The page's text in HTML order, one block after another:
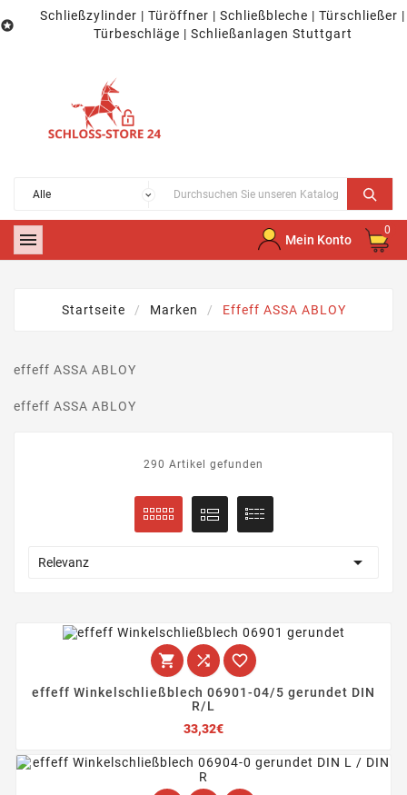

Schließzylinder | Türöffner | Schließbleche | Türschließer |
Türbeschläge | Schließanlagen Stuttgart
 Mein Konto
0
Startseite Marken Effeff ASSA ABLOY
effeff ASSA ABLOY
effeff ASSA ABLOY
290 Artikel gefunden
Relevanz 
  
effeff Winkelschließblech 06901-04/5 gerundet DIN
R/L
33,32€Preis